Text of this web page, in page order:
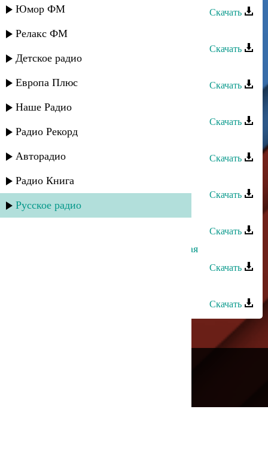
Юмор ФМ
Релакс ФМ
Детское радио
Европа Плюс
Наше Радио
Радио Рекорд
Авторадио
Радио Книга
Русское радио
Скачать
Захар Гилядов - Дедей ме
Скачать
Захар Гилядов - Лийо
Скачать
Захар Гилядов - Чикле-бала
Скачать
Захар Гилядов - Адыги
Скачать
Захар Гилядов - Духтер
Скачать
Захар Гилядов - Хуб раче вор
Скачать
Альбина Казакмурзаева - Еврейская
Скачать
Скачать